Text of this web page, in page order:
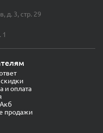
д. 3, стр. 29
1
и оплата
продажи